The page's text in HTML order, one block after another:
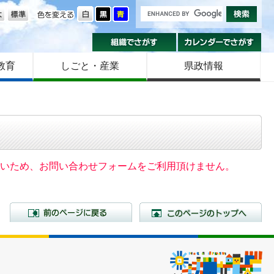
色を変える
大きさ
組織でさがす
育 しごと・産業 県政情報
ため、お問い合わせフォームをご利用頂けません。
前のページに戻る